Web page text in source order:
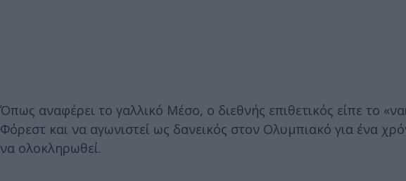
Όπως αναφέρει το γαλλικό Μέσο, ο διεθνής επιθετικός είπε το
Φόρεστ και να αγωνιστεί ως δανεικός στον Ολυμπιακό για ένα
να ολοκληρωθεί.